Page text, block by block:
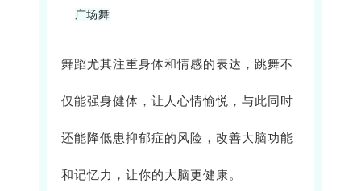
广场舞
舞蹈尤其注重身体和情感的表达，跳舞不
仅能强身健体，让人心情愉悦，与此同时
还能降低患抑郁症的风险，改善大脑功能
和记忆力，让你的大脑更健康。